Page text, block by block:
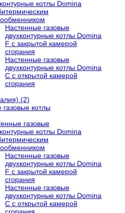
котлы Domina
Настенные газовые
двухконтурные котлы Domina
F с закрытой камерой
сгорания
Настенные газовые
двухконтурные котлы Domina
C с открытой камерой
сгорания
(2)
газовые котлы
газовые
котлы Domina
Настенные газовые
двухконтурные котлы Domina
F с закрытой камерой
сгорания
Настенные газовые
двухконтурные котлы Domina
C с открытой камерой